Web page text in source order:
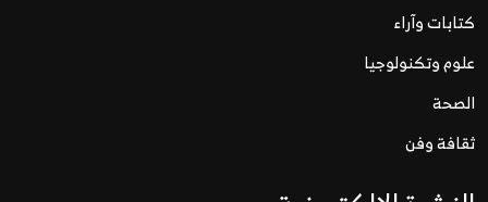
كتابات وآراء
علوم وتكنولوجيا
الصحة
ثقافة وفن